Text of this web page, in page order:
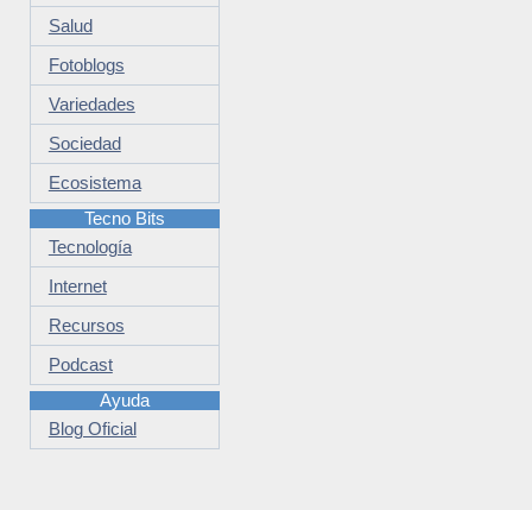
Salud
Fotoblogs
Variedades
Sociedad
Ecosistema
Tecno Bits
Tecnología
Internet
Recursos
Podcast
Ayuda
Blog Oficial